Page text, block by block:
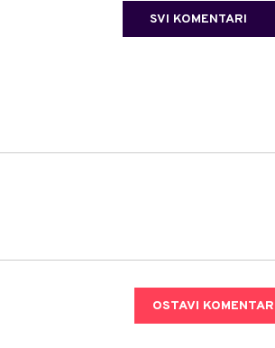
SVI KOMENTARI
OSTAVI KOMENTAR